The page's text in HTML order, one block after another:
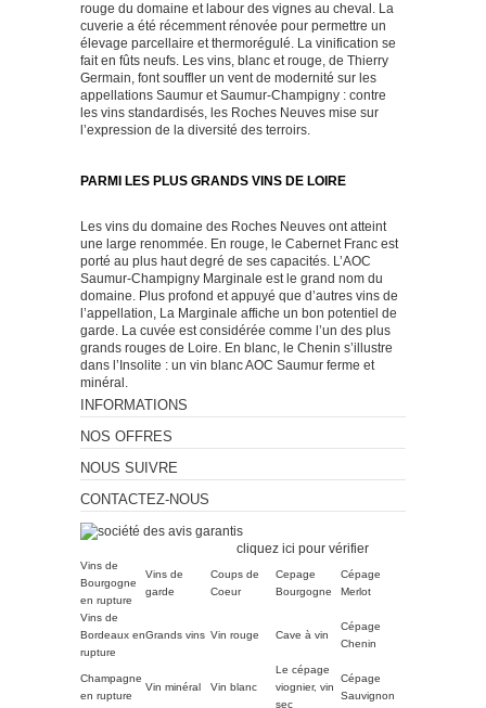
rouge du domaine et labour des vignes au cheval. La
cuverie a été récemment rénovée pour permettre un
élevage parcellaire et thermorégulé. La vinification se
fait en fûts neufs. Les vins, blanc et rouge, de Thierry
Germain, font souffler un vent de modernité sur les
appellations Saumur et Saumur-Champigny : contre
les vins standardisés, les Roches Neuves mise sur
l’expression de la diversité des terroirs.
PARMI LES PLUS GRANDS VINS DE LOIRE
Les vins du domaine des Roches Neuves ont atteint
une large renommée. En rouge, le Cabernet Franc est
porté au plus haut degré de ses capacités. L’AOC
Saumur-Champigny Marginale est le grand nom du
domaine. Plus profond et appuyé que d’autres vins de
l’appellation, La Marginale affiche un bon potentiel de
garde. La cuvée est considérée comme l’un des plus
grands rouges de Loire. En blanc, le Chenin s’illustre
dans l’Insolite : un vin blanc AOC Saumur ferme et
minéral.
INFORMATIONS
NOS OFFRES
NOUS SUIVRE
CONTACTEZ-NOUS
cliquez ici pour vérifier.
Vins de
Bourgogne
en rupture
Vins de
garde
Coups de
Coeur
Cepage
Bourgogne
Cépage
Merlot
Vins de
Bordeaux en
rupture
Grands vins Vin rouge Cave à vin
Cépage
Chenin
Champagne
en rupture
Vin minéral Vin blanc
Le cépage
viognier, vin
sec
Cépage
Sauvignon